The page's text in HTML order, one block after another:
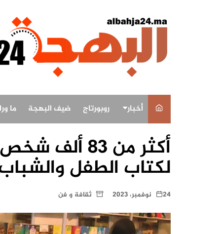
أخبار
أخبار البهجة
أخبار الاقاليم
ثقافة و فن
رياضة
روبورتاج ضيف البهجة ما
أكثر من 83
لكتاب الطفل والشباب
24 نوفمبر، 2023 ثقافة و فن